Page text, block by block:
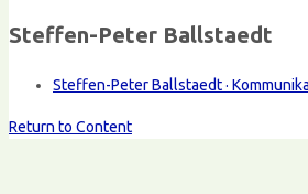
Steffen-Peter Ballstaedt
Steffen-Peter Ballstaedt ·
Return to Content